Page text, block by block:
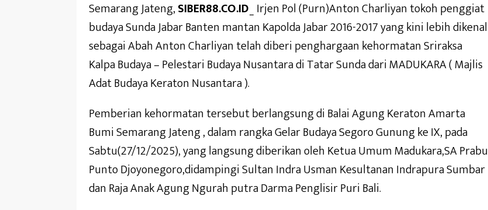
Semarang Jateng,SIBER88.CO.ID _ Irjen Pol (Purn)Anton Charliyan tokoh penggiat
budaya Sunda Jabar Banten mantan Kapolda Jabar 2016-2017 yang kini lebih dikenal
sebagai Abah Anton Charliyan telah diberi penghargaan kehormatan Sriraksa
Kalpa Budaya – Pelestari Budaya Nusantara di Tatar Sunda dari MADUKARA ( Majlis
Adat Budaya Keraton Nusantara ).
Pemberian kehormatan tersebut berlangsung di Balai Agung Keraton Amarta
Bumi Semarang Jateng , dalam rangka Gelar Budaya Segoro Gunung ke IX, pada
Sabtu(27/12/2025), yang langsung diberikan oleh Ketua Umum Madukara,SA Prabu
Punto Djoyonegoro,didampingi Sultan Indra Usman Kesultanan Indrapura Sumbar
dan Raja Anak Agung Ngurah putra Darma Penglisir Puri Bali.